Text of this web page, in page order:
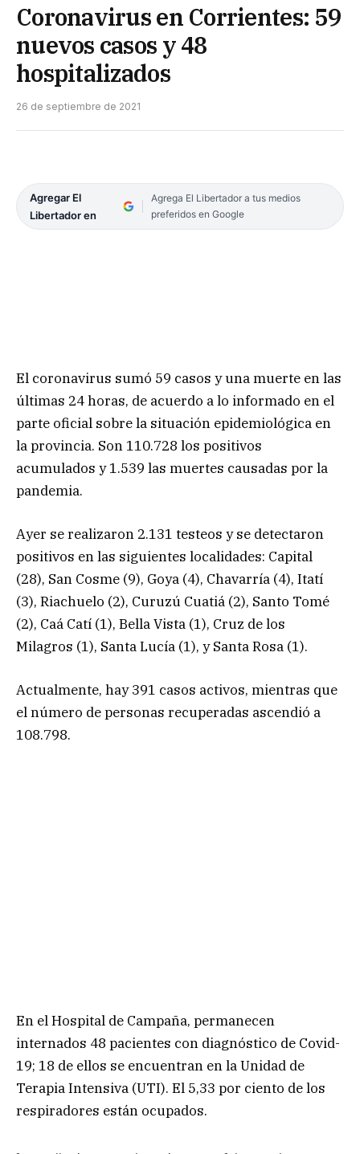
Coronavirus en Corrientes: 59
nuevos casos y 48
hospitalizados
26 de septiembre de 2021
Agregar El
Libertador en
Agrega El Libertador a tus medios
preferidos en Google
El coronavirus sumó 59 casos y una muerte en las
últimas 24 horas, de acuerdo a lo informado en el
parte oficial sobre la situación epidemiológica en
la provincia. Son 110.728 los positivos
acumulados y 1.539 las muertes causadas por la
pandemia.
Ayer se realizaron 2.131 testeos y se detectaron
positivos en las siguientes localidades: Capital
(28), San Cosme (9), Goya (4), Chavarría (4), Itatí
(3), Riachuelo (2), Curuzú Cuatiá (2), Santo Tomé
(2), Caá Catí (1), Bella Vista (1), Cruz de los
Milagros (1), Santa Lucía (1), y Santa Rosa (1).
Actualmente, hay 391 casos activos, mientras que
el número de personas recuperadas ascendió a
108.798.
En el Hospital de Campaña, permanecen
internados 48 pacientes con diagnóstico de Covid-
19; 18 de ellos se encuentran en la Unidad de
Terapia Intensiva (UTI). El 5,33 por ciento de los
respiradores están ocupados.